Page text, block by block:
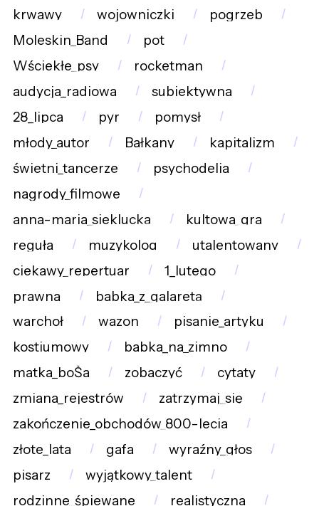
krwawy
wojowniczki
pogrzeb
Moleskin_Band
pot
Wściekłe_psy
rocketman
audycja_radiowa
subiektywna
28_lipca
pyr
pomysł
młody_autor
Bałkany
kapitalizm
świetni_tancerze
psychodelia
nagrody_filmowe
anna-maria_sieklucka
kultowa_gra
reguła
muzykolog
utalentowany
ciekawy_repertuar
1_lutego
prawna
babka_z_galaretą
warchoł
wazon
pisanie_artyku
kostiumowy
babka_na_zimno
matka_boŠa
zobaczyć
cytaty
zmiana_rejestrów
zatrzymaj_się
zakończenie_obchodów_800-lecia
złote_lata
gafa
wyraźny_głos
pisarz
wyjątkowy_talent
rodzinne_śpiewane
realistyczna